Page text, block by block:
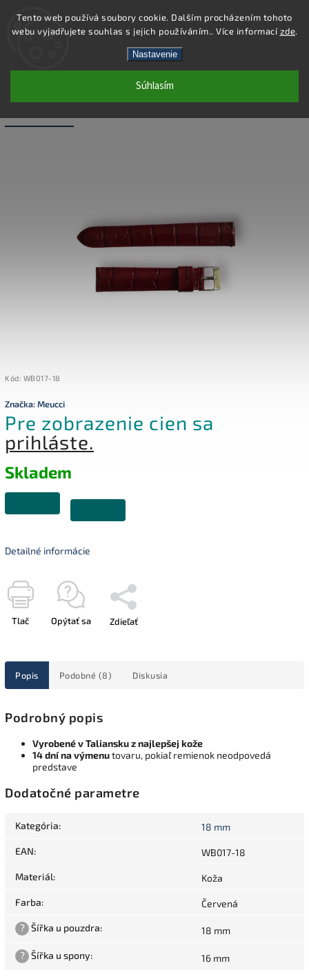
Tento web používá soubory cookie. Dalším procházením tohoto
webu vyjadřujete souhlas s jejich používáním.. Více informacízde.
Nastavenie
Súhlasím
Hľadať
WB017-18 - KOŽENÝ REMIENOK -
Kód: WB017-18
Značka:Meucci
Pre zobrazenie cien sa
prihláste.
Skladem
Detailné informácie
Tlač Opýtať sa Zdieľať
Popis Podobné (8) Diskusia
Podrobný popis
Vyrobené v Taliansku z najlepšej kože
14 dní na výmenutovaru, pokiaľ remienok neodpovedá
predstave
Dodatočné parametre
Kategória: 18 mm
EAN: WB017-18
Materiál: Koža
Farba: Červená
? Šířka u pouzdra: 18 mm
? Šířka u spony: 16 mm